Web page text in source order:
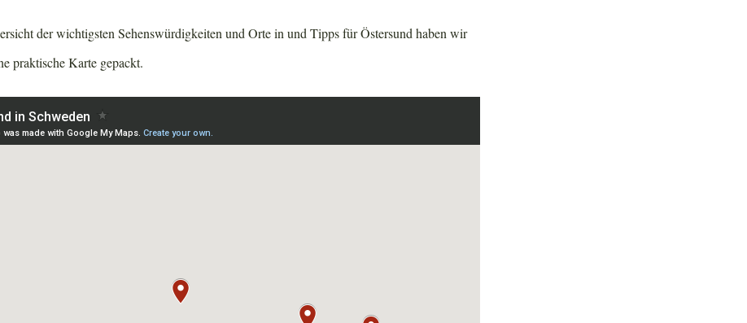
der wichtigsten Sehenswürdigkeiten und Orte in und Tipps für Östersund haben wir
praktische Karte gepackt.